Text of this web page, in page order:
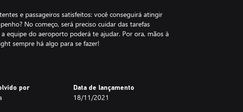
e passageiros satisfeitos: você conseguirá atingir
No começo, será preciso cuidar das tarefas
equipe do aeroporto poderá te ajudar. Por ora, mãos à
sempre há algo para se fazer!
por Data de lançamento
18/11/2021